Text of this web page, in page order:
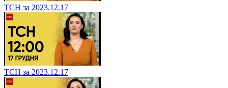
ТСН за 2023.12.17
ТСН за 2023.12.17